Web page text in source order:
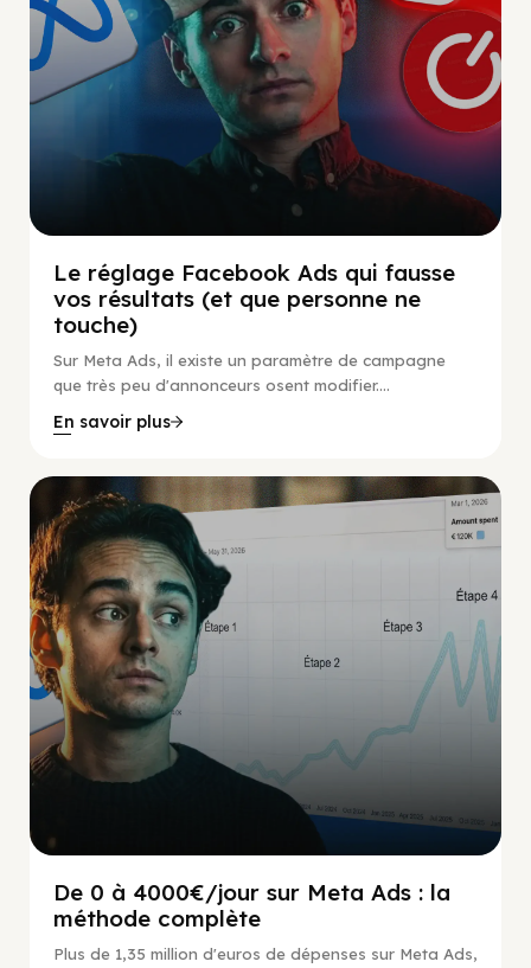
Le réglage Facebook Ads qui fausse
vos résultats (et que personne ne
touche)
Sur Meta Ads, il existe un paramètre de campagne
que très peu d'annonceurs osent modifier....
En savoir plus
De 0 à 4000€/jour sur Meta Ads : la
méthode complète
Plus de 1,35 million d'euros de dépenses sur Meta Ads,